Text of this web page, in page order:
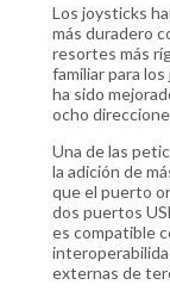
Los joysticks
más duradero
resortes más
familiar para
ha sido
ocho
Una de las
la adición de
que el puerto
dos puertos
es compatible
externas de